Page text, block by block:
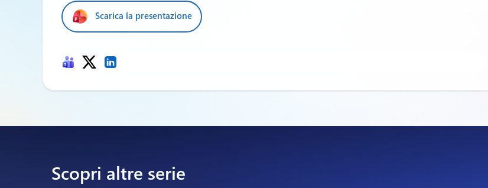
Scarica la presentazione
Scopri altre serie